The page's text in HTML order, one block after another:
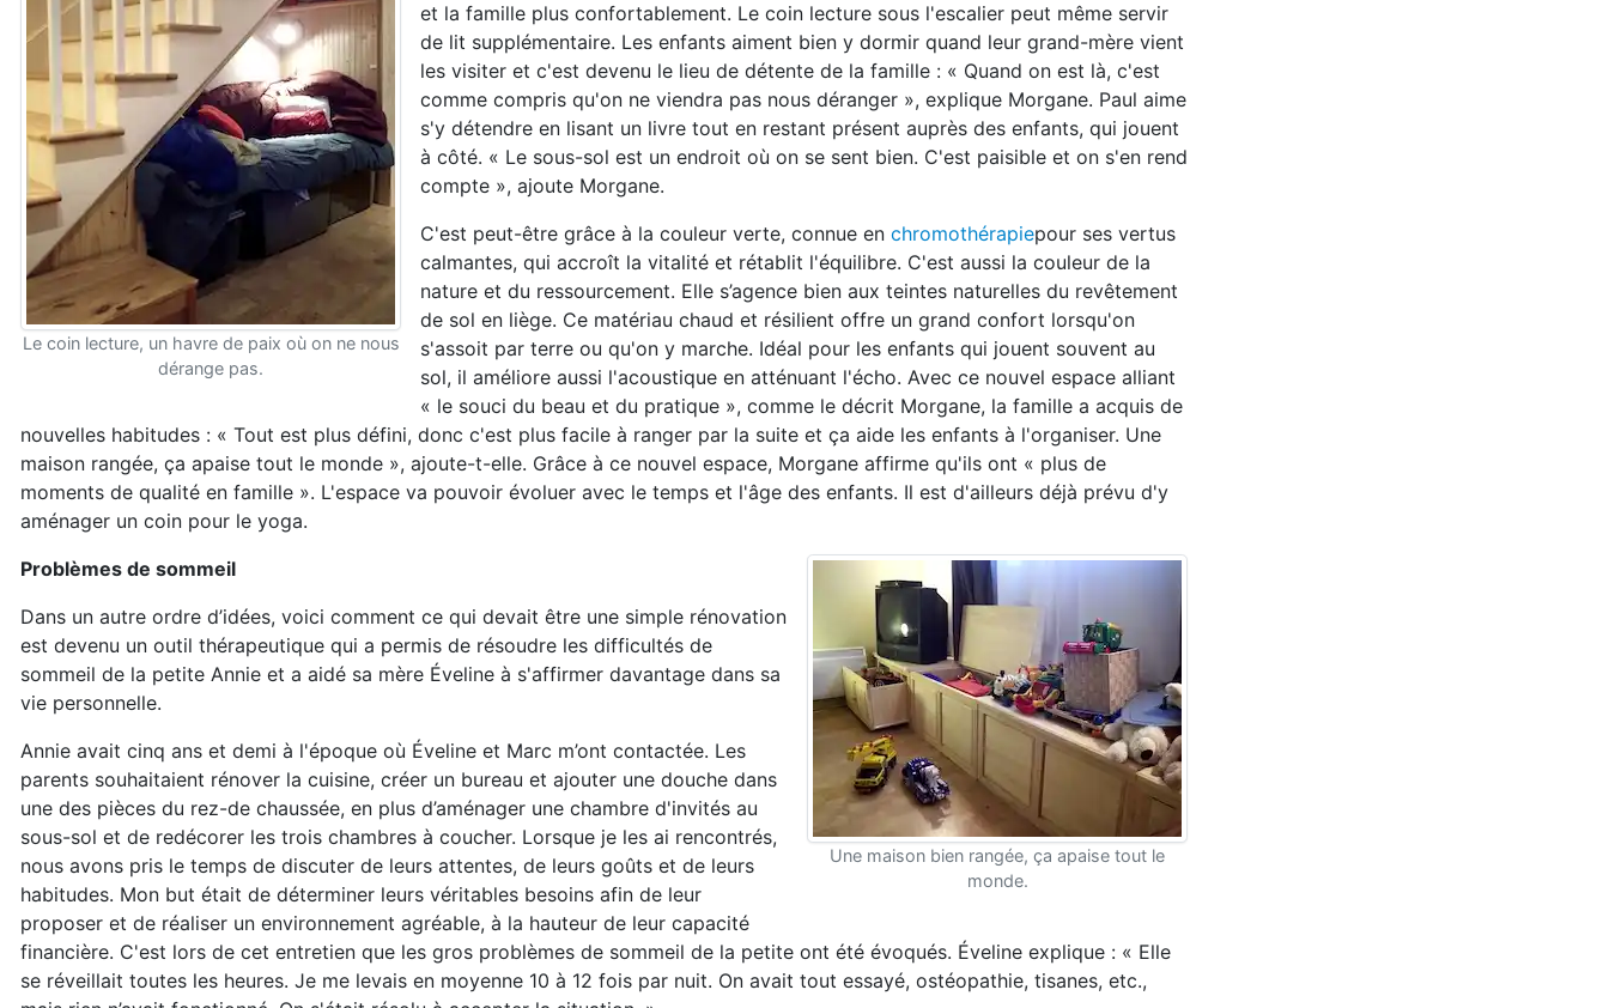
Le coin lecture, un havre de paix où on ne nous
dérange pas.
et la famille plus confortablement. Le coin lecture sous l'escalier peut même servir
de lit supplémentaire. Les enfants aiment bien y dormir quand leur grand-mère vient
les visiter et c'est devenu le lieu de détente de la famille : « Quand on est là, c'est
comme compris qu'on ne viendra pas nous déranger », explique Morgane. Paul aime
s'y détendre en lisant un livre tout en restant présent auprès des enfants, qui jouent
à côté. « Le sous-sol est un endroit où on se sent bien. C'est paisible et on s'en rend
compte », ajoute Morgane.
C'est peut-être grâce à la couleur verte, connue en chromothérapiepour ses vertus
calmantes, qui accroît la vitalité et rétablit l'équilibre. C'est aussi la couleur de la
nature et du ressourcement. Elle s’agence bien aux teintes naturelles du revêtement
de sol en liège. Ce matériau chaud et résilient offre un grand confort lorsqu'on
s'assoit par terre ou qu'on y marche. Idéal pour les enfants qui jouent souvent au
sol, il améliore aussi l'acoustique en atténuant l'écho. Avec ce nouvel espace alliant
« le souci du beau et du pratique », comme le décrit Morgane, la famille a acquis de
nouvelles habitudes : « Tout est plus défini, donc c'est plus facile à ranger par la suite et ça aide les enfants à l'organiser. Une
maison rangée, ça apaise tout le monde », ajoute-t-elle. Grâce à ce nouvel espace, Morgane affirme qu'ils ont « plus de
moments de qualité en famille ». L'espace va pouvoir évoluer avec le temps et l'âge des enfants. Il est d'ailleurs déjà prévu d'y
aménager un coin pour le yoga.
Une maison bien rangée, ça apaise tout le
monde.
Problèmes de sommeil
Dans un autre ordre d’idées, voici comment ce qui devait être une simple rénovation
est devenu un outil thérapeutique qui a permis de résoudre les difficultés de
sommeil de la petite Annie et a aidé sa mère Éveline à s'affirmer davantage dans sa
vie personnelle.
Annie avait cinq ans et demi à l'époque où Éveline et Marc m’ont contactée. Les
parents souhaitaient rénover la cuisine, créer un bureau et ajouter une douche dans
une des pièces du rez-de chaussée, en plus d’aménager une chambre d'invités au
sous-sol et de redécorer les trois chambres à coucher. Lorsque je les ai rencontrés,
nous avons pris le temps de discuter de leurs attentes, de leurs goûts et de leurs
habitudes. Mon but était de déterminer leurs véritables besoins afin de leur
proposer et de réaliser un environnement agréable, à la hauteur de leur capacité
financière. C'est lors de cet entretien que les gros problèmes de sommeil de la petite ont été évoqués. Éveline explique : « Elle
se réveillait toutes les heures. Je me levais en moyenne 10 à 12 fois par nuit. On avait tout essayé, ostéopathie, tisanes, etc.,